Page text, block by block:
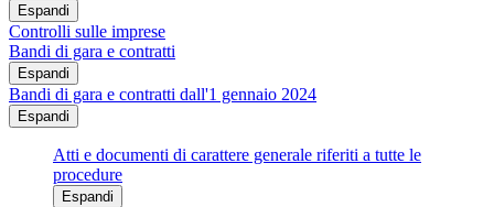
Espandi
Controlli sulle imprese
Bandi di gara e contratti
Espandi
Bandi di gara e contratti dall'1 gennaio 2024
Espandi
Atti e documenti di carattere generale riferiti a tutte le
procedure
Espandi